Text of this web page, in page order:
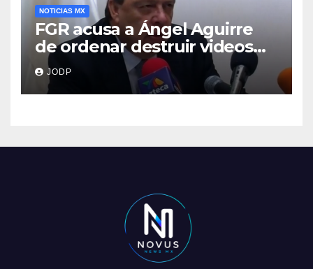
NOTICIAS MX
FGR acusa a Ángel Aguirre
de ordenar destruir videos
clave del caso Ayotzinapa
JODP